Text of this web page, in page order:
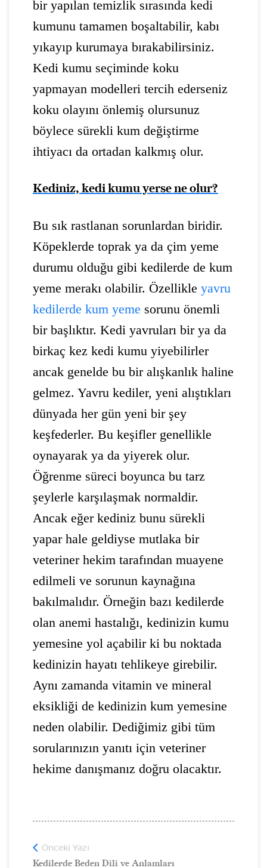
bir yapılan temizlik sırasında kedi
kumunu tamamen boşaltabilir, kabı
yıkayıp kurumaya bırakabilirsiniz.
Kedi kumu seçiminde koku
yapmayan modelleri tercih ederseniz
koku olayını önlemiş olursunuz
böylece sürekli kum değiştirme
ihtiyacı da ortadan kalkmış olur.
Kediniz, kedi kumu yerse ne olur?
Bu sık rastlanan sorunlardan biridir.
Köpeklerde toprak ya da çim yeme
durumu olduğu gibi kedilerde de kum
yeme merakı olabilir. Özellikle yavru
kedilerde kum yeme sorunu önemli
bir başlıktır. Kedi yavruları bir ya da
birkaç kez kedi kumu yiyebilirler
ancak genelde bu bir alışkanlık haline
gelmez. Yavru kediler, yeni alıştıkları
dünyada her gün yeni bir şey
keşfederler. Bu keşifler genellikle
oynayarak ya da yiyerek olur.
Öğrenme süreci boyunca bu tarz
şeylerle karşılaşmak normaldir.
Ancak eğer kediniz bunu sürekli
yapar hale geldiyse mutlaka bir
veteriner hekim tarafından muayene
edilmeli ve sorunun kaynağına
bakılmalıdır. Örneğin bazı kedilerde
olan anemi hastalığı, kedinizin kumu
yemesine yol açabilir ki bu noktada
kedinizin hayatı tehlikeye girebilir.
Aynı zamanda vitamin ve mineral
eksikliği de kedinizin kum yemesine
neden olabilir. Dediğimiz gibi tüm
sorularınızın yanıtı için veteriner
hekime danışmanız doğru olacaktır.
Önceki Yazı
Kedilerde Beden Dili ve Anlamları